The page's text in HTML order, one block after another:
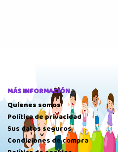
MÁS INFORMACIÓN
Quienes somos
Política de privacidad
Sus datos seguros
Condiciones de compra